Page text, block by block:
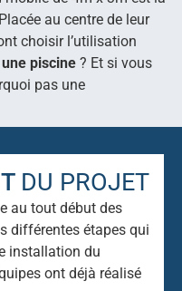
au centre de leur
choisir l’utilisation
une piscine ? Et si vous
pas une
DU PROJET
au tout début des
différentes étapes qui
installation du
ont déjà réalisé